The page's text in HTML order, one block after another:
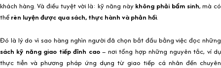
khách hàng. Và điều tuyệt vời là: kỹ năng này không phải bẩm sinh, mà có
thể rèn luyện được qua sách, thực hành và phản hồi.
Đó là lý do vì sao hàng nghìn người đã chọn bắt đầu bằng việc đọc những
sách kỹ năng giao tiếp đỉnh cao– nơi tổng hợp những nguyên tắc, ví dụ
thực tiễn và phương pháp ứng dụng từ giao tiếp cá nhân đến chuyên